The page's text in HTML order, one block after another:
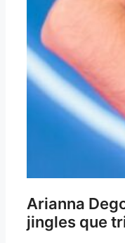
Arianna
jingles que